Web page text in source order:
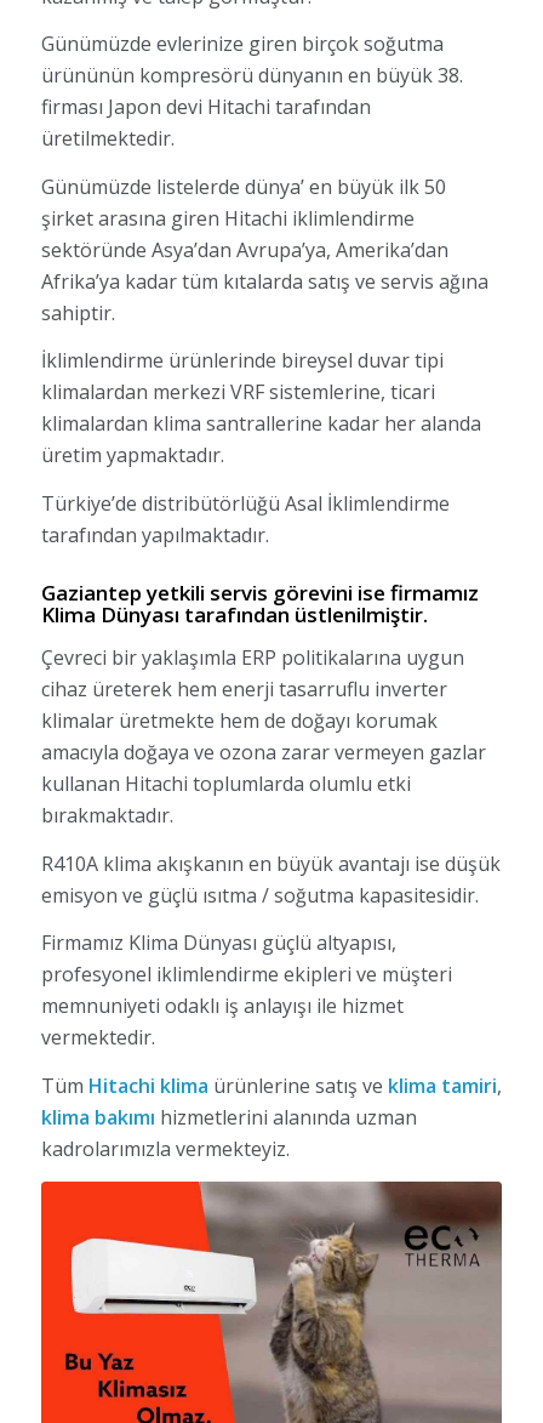
Günümüzde evlerinize giren birçok soğutma
ürününün kompresörü dünyanın en büyük 38.
firması Japon devi Hitachi tarafından
üretilmektedir.
Günümüzde listelerde dünya’ en büyük ilk 50
şirket arasına giren Hitachi iklimlendirme
sektöründe Asya’dan Avrupa’ya, Amerika’dan
Afrika’ya kadar tüm kıtalarda satış ve servis ağına
sahiptir.
İklimlendirme ürünlerinde bireysel duvar tipi
klimalardan merkezi VRF sistemlerine, ticari
klimalardan klima santrallerine kadar her alanda
üretim yapmaktadır.
Türkiye’de distribütörlüğü Asal İklimlendirme
tarafından yapılmaktadır.
Gaziantep yetkili servis görevini ise firmamız
Klima Dünyası tarafından üstlenilmiştir.
Çevreci bir yaklaşımla ERP politikalarına uygun
cihaz üreterek hem enerji tasarruflu inverter
klimalar üretmekte hem de doğayı korumak
amacıyla doğaya ve ozona zarar vermeyen gazlar
kullanan Hitachi toplumlarda olumlu etki
bırakmaktadır.
R410A klima akışkanın en büyük avantajı ise düşük
emisyon ve güçlü ısıtma / soğutma kapasitesidir.
Firmamız Klima Dünyası güçlü altyapısı,
profesyonel iklimlendirme ekipleri ve müşteri
memnuniyeti odaklı iş anlayışı ile hizmet
vermektedir.
Tüm Hitachi klima ürünlerine satış ve klima tamiri,
klima bakımı hizmetlerini alanında uzman
kadrolarımızla vermekteyiz.